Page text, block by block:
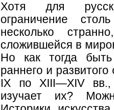
Хотя для
ограничение
несколько
сложившейся в
Но как тогда
раннего и
IX по XIII—XIV
изучает их?